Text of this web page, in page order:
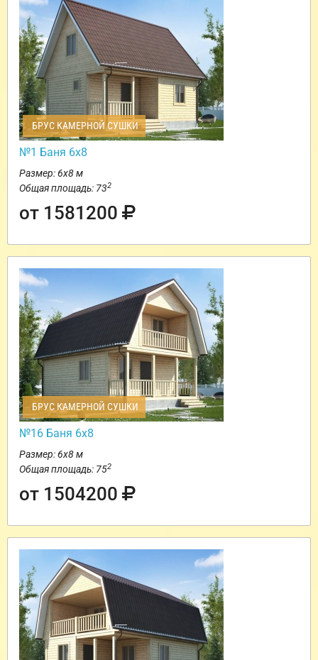
БРУС КАМЕРНОЙ СУШКИ
№1 Баня 6х8
Размер: 6х8 м
Общая площадь: 732
от 1581200
БРУС КАМЕРНОЙ СУШКИ
№16 Баня 6х8
Размер: 6х8 м
Общая площадь: 752
от 1504200